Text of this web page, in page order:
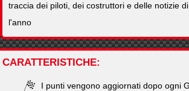
traccia dei piloti, dei costruttori e delle notizie
l'anno
CARATTERISTICHE
I punti vengono aggiornati dopo ogni